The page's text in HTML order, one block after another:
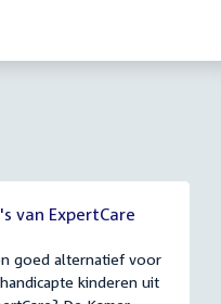
van ExpertCare
goed alternatief voor
kinderen uit